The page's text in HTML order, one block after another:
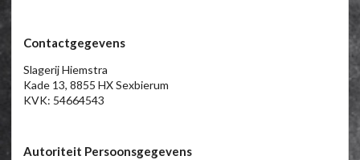
Contactgegevens
Slagerij Hiemstra
Kade 13, 8855 HX Sexbierum
KVK: 54664543
Autoriteit Persoonsgegevens